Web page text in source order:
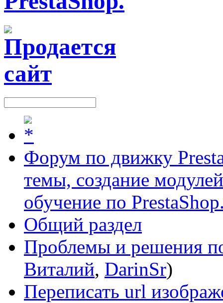
Форум по движку
темы, создание
обучение по
Общий раздел
Проблемы и решения
Виталий, DarinSr)
Переписать url